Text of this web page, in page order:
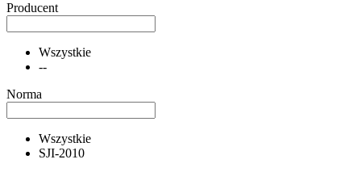
Producent
Wszystkie
--
Norma
Wszystkie
SJI-2010